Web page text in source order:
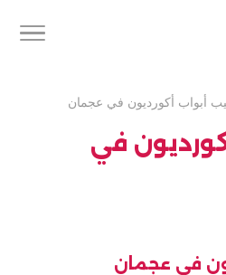
أبواب أكورديون في عجمان
في
في عجمان